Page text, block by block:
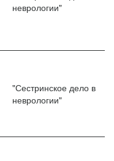
неврологии"
"Сестринское дело в
неврологии"